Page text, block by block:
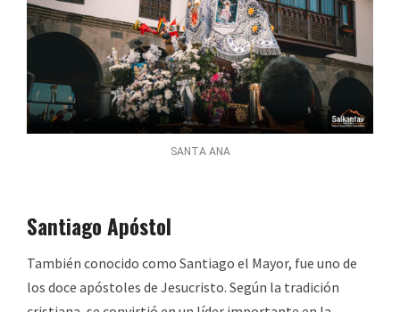
SANTA ANA
Santiago Apóstol
También conocido como Santiago el Mayor, fue uno de
los doce apóstoles de Jesucristo. Según la tradición